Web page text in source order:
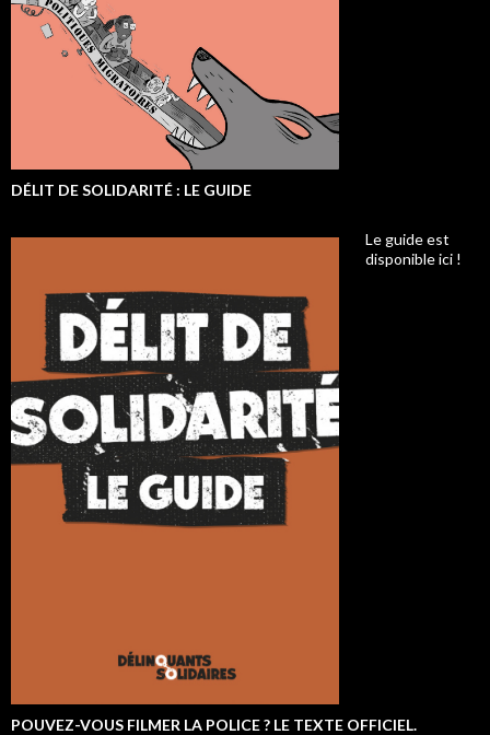
DÉLIT DE SOLIDARITÉ : LE GUIDE
Le guide est
disponible ici !
POUVEZ-VOUS FILMER LA POLICE ? LE TEXTE OFFICIEL.